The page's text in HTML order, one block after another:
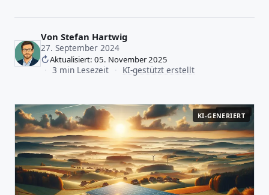
Von Stefan Hartwig
27. September 2024
Aktualisiert: 05. November 2025
3 min Lesezeit KI-gestützt erstellt
KI-GENERIERT